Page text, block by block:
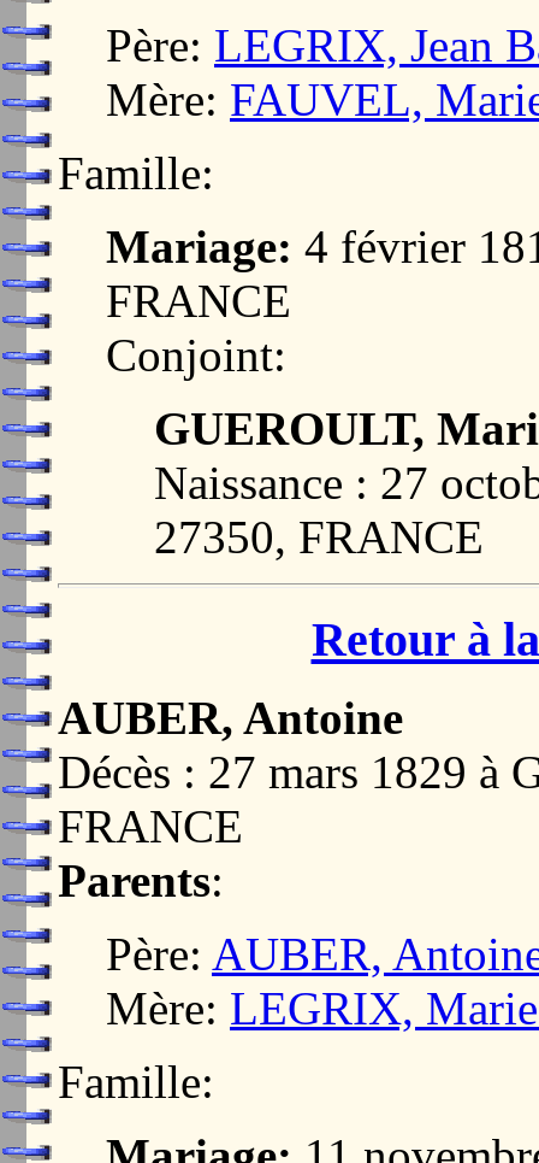
Père: LEGRIX, Jean
Mère: FAUVEL,
Famille:
Mariage: 4 février
FRANCE
Conjoint:
GUEROULT,
Naissance : 27
27350, FRANCE
Retour à
AUBER, Antoine
Décès : 27 mars 1829
FRANCE
Parents:
Père: AUBER,
Mère: LEGRIX,
Famille: